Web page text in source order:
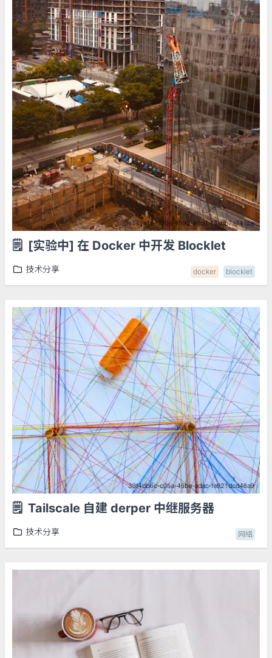
🗒️ [实验中] 在 Docker 中开发 Blocklet
技术分享 docker blocklet
🗒️ Tailscale 自建 derper 中继服务器
技术分享 网络